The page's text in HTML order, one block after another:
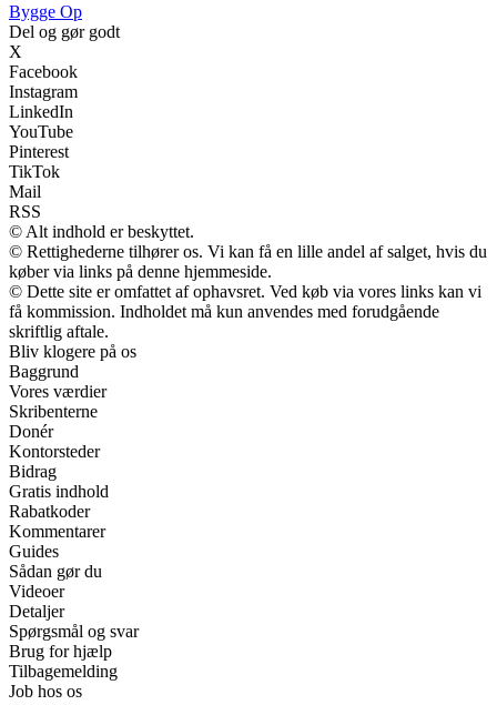
Bygge Op
Del og gør godt
X
Facebook
Instagram
LinkedIn
YouTube
Pinterest
TikTok
Mail
RSS
© Alt indhold er beskyttet.
© Rettighederne tilhører os. Vi kan få en lille andel af salget, hvis du
køber via links på denne hjemmeside.
© Dette site er omfattet af ophavsret. Ved køb via vores links kan vi
få kommission. Indholdet må kun anvendes med forudgående
skriftlig aftale.
Bliv klogere på os
Baggrund
Vores værdier
Skribenterne
Donér
Kontorsteder
Bidrag
Gratis indhold
Rabatkoder
Kommentarer
Guides
Sådan gør du
Videoer
Detaljer
Spørgsmål og svar
Brug for hjælp
Tilbagemelding
Job hos os